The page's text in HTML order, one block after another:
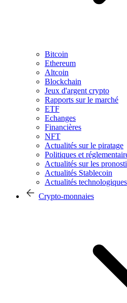
Bitcoin
Ethereum
Altcoin
Blockchain
Jeux d'argent crypto
Rapports sur le marché
ETF
Echanges
Financières
NFT
Actualités sur le piratage
Politiques et
Actualités sur les
Actualités Stablecoin
Actualités technologiques
Crypto-monnaies